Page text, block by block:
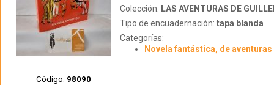
Código: 98090
Colección: LAS AVENTURAS DE
Tipo de encuadernación: tapa blanda
Categorías:
Novela fantástica, de aventuras